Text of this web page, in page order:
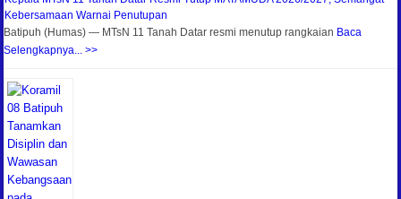
Kebersamaan Warnai Penutupan
Batipuh (Humas) — MTsN 11 Tanah Datar resmi menutup rangkaian Baca
Selengkapnya... >>